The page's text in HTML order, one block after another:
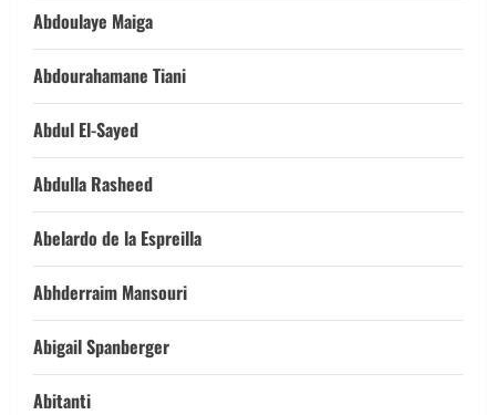
Abdoulaye Maiga
Abdourahamane Tiani
Abdul El-Sayed
Abdulla Rasheed
Abelardo de la Espreilla
Abhderraim Mansouri
Abigail Spanberger
Abitanti